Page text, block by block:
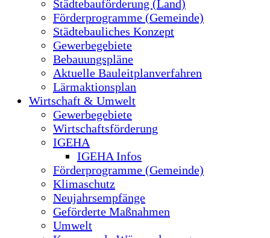
Städtebauförderung (Land)
Förderprogramme (Gemeinde)
Städtebauliches Konzept
Gewerbegebiete
Bebauungspläne
Aktuelle Bauleitplanverfahren
Lärmaktionsplan
Wirtschaft & Umwelt
Gewerbegebiete
Wirtschaftsförderung
IGEHA
IGEHA Infos
Förderprogramme (Gemeinde)
Klimaschutz
Neujahrsempfänge
Geförderte Maßnahmen
Umwelt